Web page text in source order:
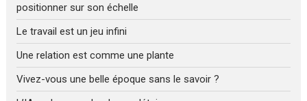
positionner sur son échelle
Le travail est un jeu infini
Une relation est comme une plante
Vivez-vous une belle époque sans le savoir ?